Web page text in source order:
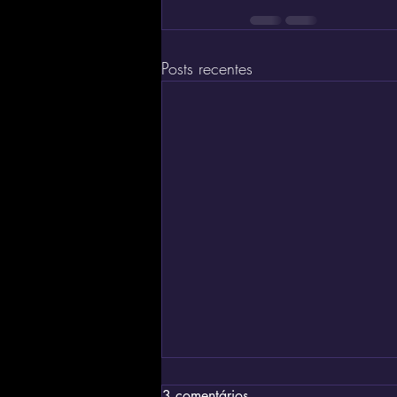
Posts recentes